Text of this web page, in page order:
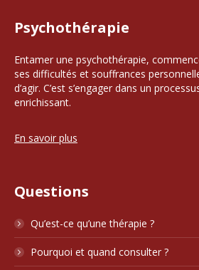
Psychothérapie
Entamer une psychothérapie,
ses difficultés et souffrances
d’agir. C’est s’engager dans un
enrichissant.
En savoir plus
Questions
Qu’est-ce qu’une thérapie ?
Pourquoi et quand consulter ?